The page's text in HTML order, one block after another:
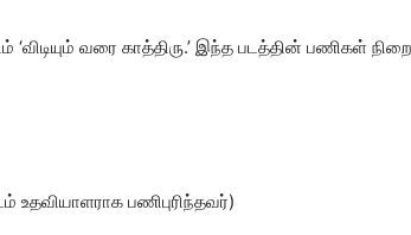
வரை காத்திரு.’ இந்த படத்தின் பணிகள்
பணிபுரிந்தவர்)